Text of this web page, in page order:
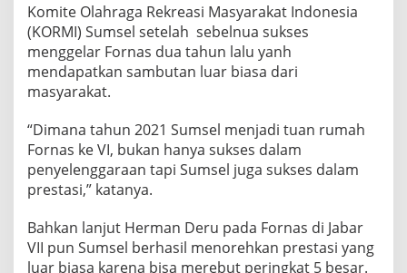
Komite Olahraga Rekreasi Masyarakat Indonesia
(KORMI) Sumsel setelah sebelnua sukses
menggelar Fornas dua tahun lalu yanh
mendapatkan sambutan luar biasa dari
masyarakat.
“Dimana tahun 2021 Sumsel menjadi tuan rumah
Fornas ke VI, bukan hanya sukses dalam
penyelenggaraan tapi Sumsel juga sukses dalam
prestasi,” katanya.
Bahkan lanjut Herman Deru pada Fornas di Jabar
VII pun Sumsel berhasil menorehkan prestasi yang
luar biasa karena bisa merebut peringkat 5 besar.